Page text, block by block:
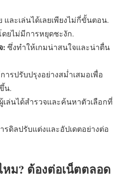
และเล่นได้เลยเพียงไม่กี่ขั้นตอน.
ดยไม่มีการหยุดชะงัก.
: ซึ่งทำให้เกมน่าสนใจและน่าตื่น
ารปรับปรุงอย่างสม่ำเสมอเพื่อ
น.
เล่นได้สำรวจและค้นหาตัวเลือกที่
รดิลปรับแต่งและอัปเดตอย่างต่อ
หม? ต้องต่อเน็ตตลอด